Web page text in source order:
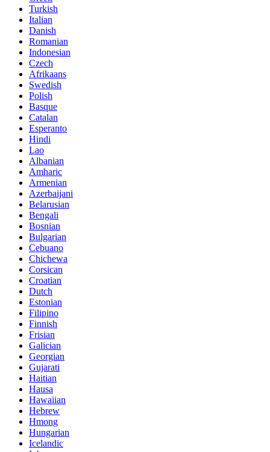
Turkish
Italian
Danish
Romanian
Indonesian
Czech
Afrikaans
Swedish
Polish
Basque
Catalan
Esperanto
Hindi
Lao
Albanian
Amharic
Armenian
Azerbaijani
Belarusian
Bengali
Bosnian
Bulgarian
Cebuano
Chichewa
Corsican
Croatian
Dutch
Estonian
Filipino
Finnish
Frisian
Galician
Georgian
Gujarati
Haitian
Hausa
Hawaiian
Hebrew
Hmong
Hungarian
Icelandic